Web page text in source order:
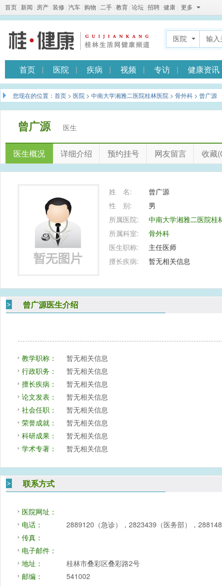
首页 新闻 房产 装修 汽车 购物 二手 教育 论坛 招聘 健康 更多
医院
首页 医院 疾病 视频 专访 健康资讯
您现在的位置： 首页 > 医院 > 中南大学湘雅二医院桂林医院 > 骨外科 > 曾广源
曾广源 医生
医生概况 详细介绍 预约挂号 网友留言 收藏
姓 名:
曾广源
性 别:
男
所属医院:
中南大学湘雅二医院桂
所属科室:
骨外科
医生职称:
主任医师
擅长疾病:
暂无相关信息
曾广源医生介绍
教学职称：
暂无相关信息
行政职务：
暂无相关信息
擅长疾病：
暂无相关信息
论文发表：
暂无相关信息
社会任职：
暂无相关信息
荣誉成就：
暂无相关信息
科研成果：
暂无相关信息
学术专著：
暂无相关信息
联系方式
医院网址：
电话：
2889120（急诊），2823439（医务部），
传真：
电子邮件：
地址：
桂林市叠彩区叠彩路2号
邮编：
541002